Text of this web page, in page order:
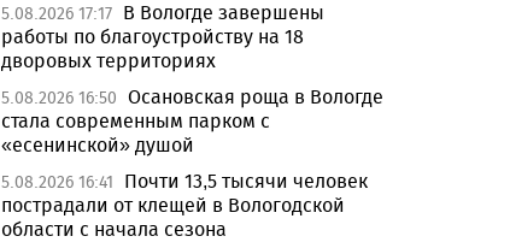
5.08.2026 17:17 В Вологде завершены
работы по благоустройству на 18
дворовых территориях
5.08.2026 16:50 Осановская роща в Вологде
стала современным парком с
«есенинской» душой
5.08.2026 16:41
Почти 13,5 тысячи человек
пострадали от клещей в Вологодской
области с начала сезона